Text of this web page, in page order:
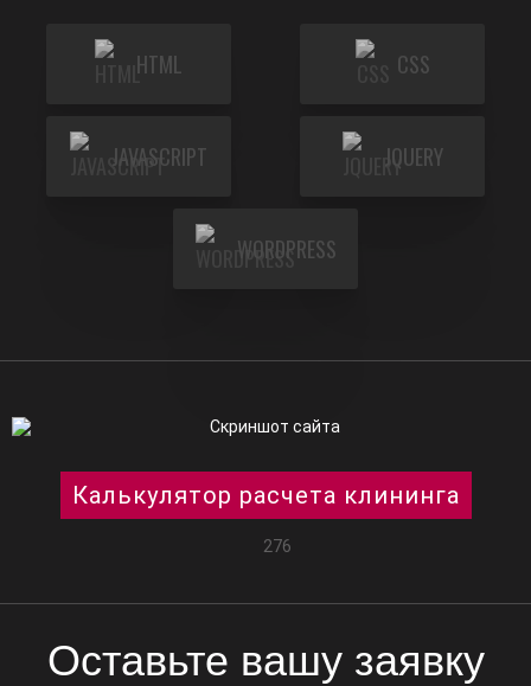
HTML CSS
JAVASCRIPT JQUERY
WORDPRESS
Калькулятор расчета клининга
276
Оставьте вашу заявку